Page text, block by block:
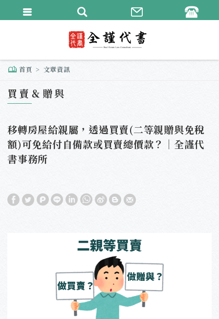
首頁 文章資訊
買賣＆贈與
移轉房屋給親屬，透過買賣(二等親贈與免稅
額)可免給付自備款或買賣總價款？｜全謹代
書事務所
繁體中文
English